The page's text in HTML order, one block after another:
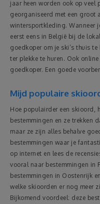
jaar heen worden ook op veel
georganiseerd met een groot
wintersportkleding. Wanneer
eerst eens in België bij de
goedkoper om je ski’s thuis
ter plekke te huren. Ook
goedkoper. Een goede
Mijd populaire
Hoe populairder een skioord,
bestemmingen en ze trekken
maar ze zijn alles behalve
bestemmingen waar je
op internet en lees de
vooral naar bestemmingen in
bestemmingen in Oostenrijk
welke skioorden er nog meer
Bijkomend voordeel: deze